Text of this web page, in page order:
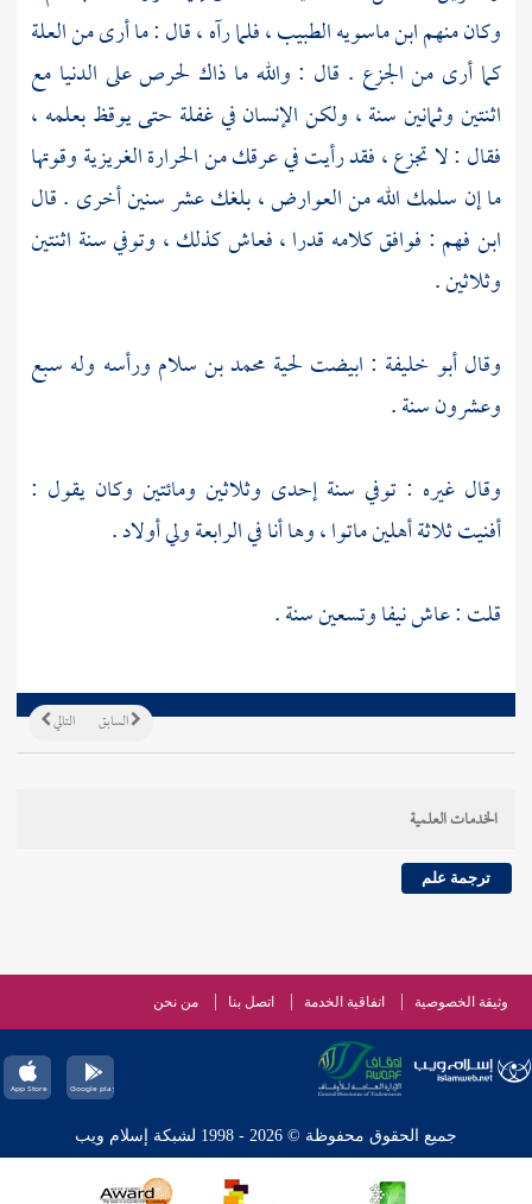
وكان منهمابن ماسويه الطبيب، فلما رآه ، قال : ما أرى من العلة
كما أرى من الجزع . قال : والله ما ذاك لحرص على الدنيا مع
اثنتين وثمانين سنة ، ولكن الإنسان في غفلة حتى يوقظ بعلمه ،
فقال : لا تجزع ، فقد رأيت في عرقك من الحرارة الغريزية وقوتها
ما إن سلمك الله من العوارض ، بلغك عشر سنين أخرى . قال
ابن فهم : فوافق كلامه قدرا ، فعاش كذلك ، وتوفي سنة اثنتين
وثلاثين .
وقالأبو خليفة : ابيضت لحية محمد بن سلام ورأسه وله سبع
وعشرون سنة .
وقال غيره : توفي سنة إحدى وثلاثين ومائتين وكان يقول :
أفنيت ثلاثة أهلين ماتوا ، وها أنا في الرابعة ولي أولاد .
قلت : عاش نيفا وتسعين سنة .
التالي السابق
الخدمات العلمية
ترجمة علم
وثيقة الخصوصية اتفاقية الخدمة اتصل بنا من نحن
جميع الحقوق محفوظة © 2026 - 1998 لشبكة إسلام ويب